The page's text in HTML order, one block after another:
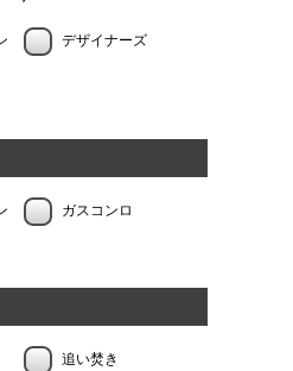
デザイナーズ
ガスコンロ
追い焚き